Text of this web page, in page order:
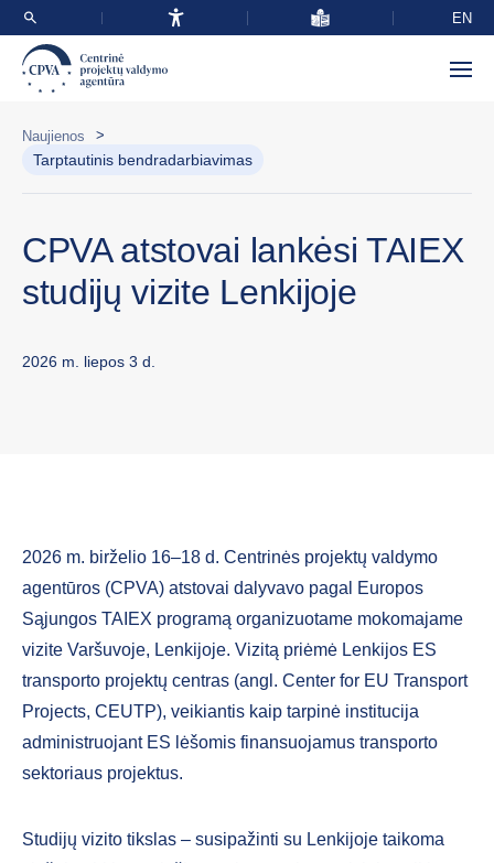
EN
Naujienos >
Tarptautinis bendradarbiavimas
CPVA atstovai lankėsi TAIEX
studijų vizite Lenkijoje
2026 m. liepos 3 d.
2026 m. birželio 16–18 d. Centrinės projektų valdymo
agentūros (CPVA) atstovai dalyvavo pagal Europos
Sąjungos TAIEX programą organizuotame mokomajame
vizite Varšuvoje, Lenkijoje. Vizitą priėmė Lenkijos ES
transporto projektų centras (angl. Center for EU Transport
Projects, CEUTP), veikiantis kaip tarpinė institucija
administruojant ES lėšomis finansuojamus transporto
sektoriaus projektus.
Studijų vizito tikslas – susipažinti su Lenkijoje taikoma